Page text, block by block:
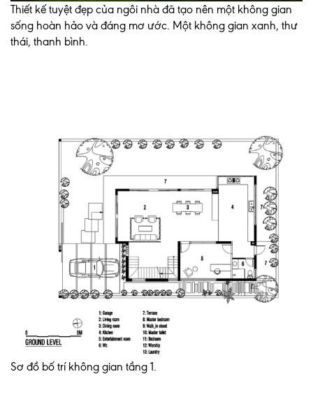
Thiết kế tuyệt đẹp của ngôi nhà đã tạo nên một không gian
sống hoàn hảo và đáng mơ ước. Một không gian xanh, thư
thái, thanh bình.
Sơ đồ bố trí không gian tầng 1.